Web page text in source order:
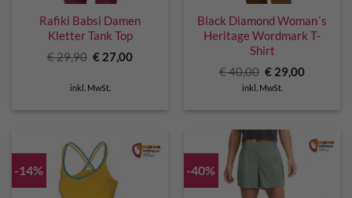
Rafiki Babsi Damen
Kletter Tank Top
€29,90 Ursprünglicher
Preis
€ 29,90
€ 27,00Aktueller
inkl. MwSt.
Black Diamond Woman´s
Heritage Wordmark T-
Shirt
€40,00 Ursprünglicher
Preis
war:
€ 29,00
inkl. MwSt.
-14% -40%